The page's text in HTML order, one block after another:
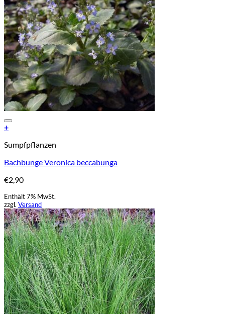
+
Sumpfpflanzen
Bachbunge Veronica beccabunga
€2,90
Enthält 7% MwSt.
zzgl. Versand